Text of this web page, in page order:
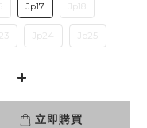
Jp17 Jp18
Jp24 Jp25
立即購買